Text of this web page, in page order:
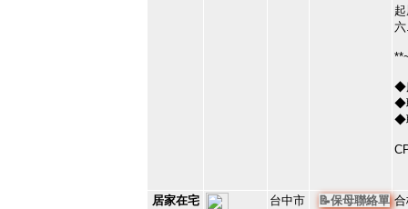
◆
◆
◆
居家在宅
台中市
📝保母聯絡單